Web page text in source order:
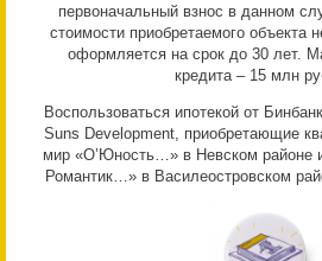
первоначальный взнос в данном
стоимости приобретаемого объекта
оформляется на срок до 30 лет.
кредита – 15 млн
Воспользоваться ипотекой от
Suns Development, приобретающие
мир «О’Юность…» в Невском
Романтик…» в Василеостровском